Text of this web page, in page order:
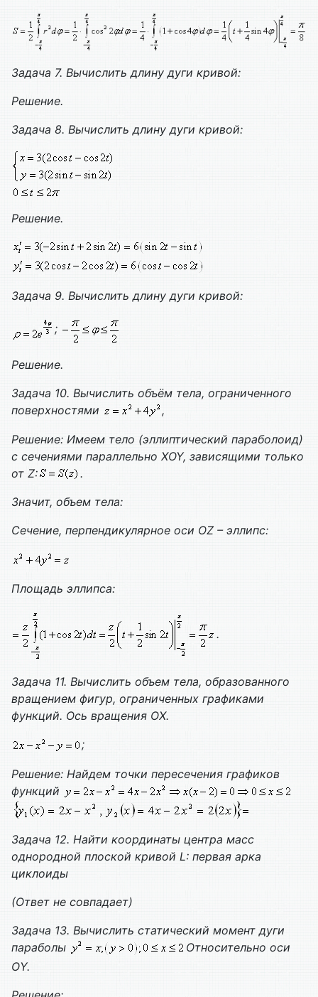
Задача 7. Вычислить длину дуги кривой:
Решение.
Задача 8. Вычислить длину дуги кривой:
Решение.
Задача 9. Вычислить длину дуги кривой:
;
Решение.
Задача 10. Вычислить объём тела, ограниченного
поверхностями
,
Решение: Имеем тело (эллиптический параболоид)
с сечениями параллельно XOY, зависящими только
от Z: .
Значит, объем тела:
Сечение, перпендикулярное оси OZ – эллипс:
Площадь эллипса:
.
Задача 11. Вычислить объем тела, образованного
вращением фигур, ограниченных графиками
функций. Ось вращения OХ.
;
Решение: Найдем точки пересечения графиков
функций
Задача 12. Найти координаты центра масс
однородной плоской кривой L: первая арка
циклоиды
(Ответ не совпадает)
Задача 13. Вычислить статический момент дуги
параболы
Относительно оси
ОY.